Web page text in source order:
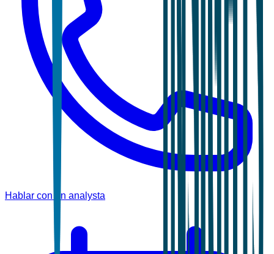
Hablar con un analysta